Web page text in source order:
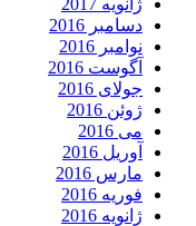
دسامبر 2016
نوامبر 2016
آگوست 2016
جولای 2016
ژوئن 2016
می 2016
آوریل 2016
مارس 2016
فوریه 2016
ژانویه 2016